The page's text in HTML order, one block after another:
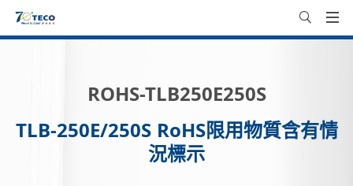
ROHS-TLB250E250S
TLB-250E/250S RoHS限用物質含有情
況標示